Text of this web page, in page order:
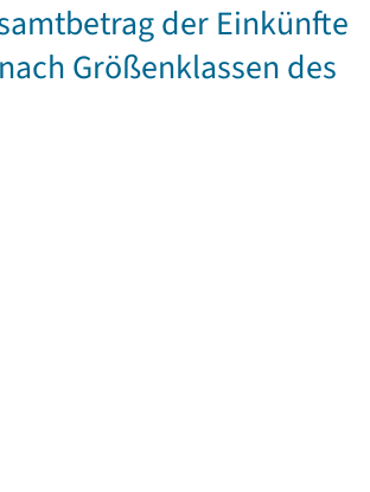
der Einkünfte
Größenklassen des